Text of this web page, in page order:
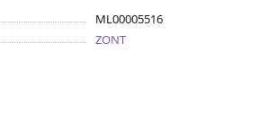
ML00005516
ZONT